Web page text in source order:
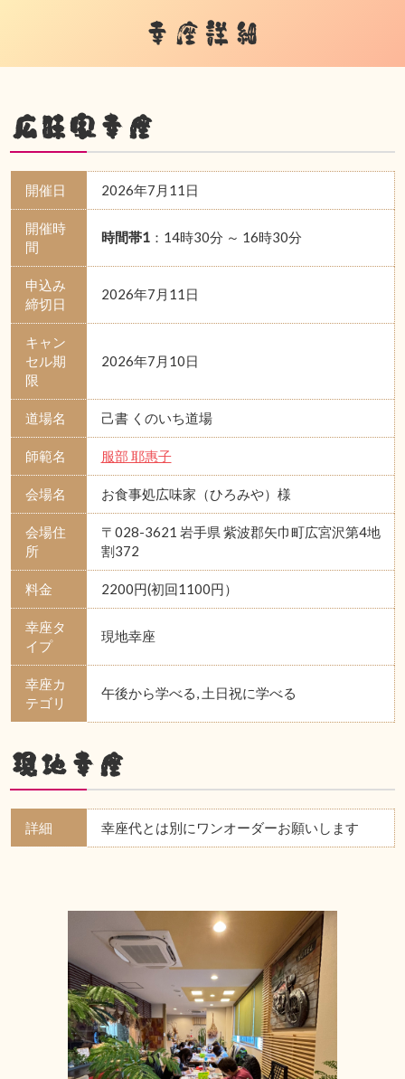
幸座詳細
広味家幸座
開催日 2026年7月11日
開催時
間
時間帯1：14時30分 ～ 16時30分
申込み
締切日
2026年7月11日
キャン
セル期
限
2026年7月10日
道場名 己書 くのいち道場
師範名 服部 耶惠子
会場名 お食事処広味家（ひろみや）様
会場住
所
〒028-3621 岩手県 紫波郡矢巾町広宮沢第4地
割372
料金 2200円(初回1100円）
幸座タ
イプ
現地幸座
幸座カ
テゴリ
午後から学べる, 土日祝に学べる
現地幸座
詳細 幸座代とは別にワンオーダーお願いします